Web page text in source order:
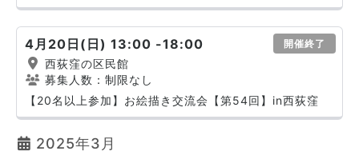
4月20日(日) 13:00 -18:00 開催終了
西荻窪の区民館
募集人数：制限なし
【20名以上参加】お絵描き交流会【第54回】in西荻窪
2025年3月